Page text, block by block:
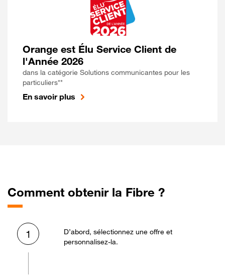
Orange est Élu Service Client de
l'Année 2026
dans la catégorie Solutions communicantes pour les
particuliers**
En savoir plus
Comment obtenir la Fibre ?
1
D’abord, sélectionnez une offre et
personnalisez-la.